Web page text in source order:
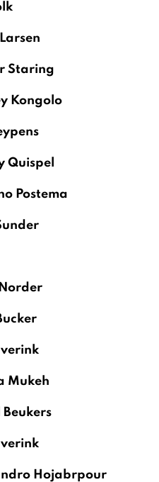
Staring
Kongolo
Quispel
Postema
Mukeh
Beukers
Hojabrpour